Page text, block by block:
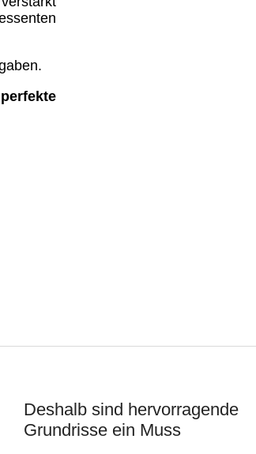
Deshalb sind hervorragende
Grundrisse ein Muss